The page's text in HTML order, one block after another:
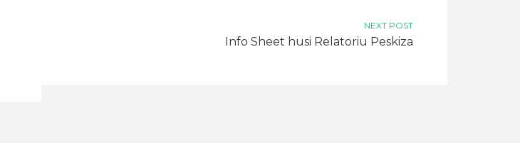
NEXT POST
Info Sheet husi Relatoriu Peskiza